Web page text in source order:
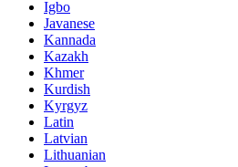
Igbo
Javanese
Kannada
Kazakh
Khmer
Kurdish
Kyrgyz
Latin
Latvian
Lithuanian